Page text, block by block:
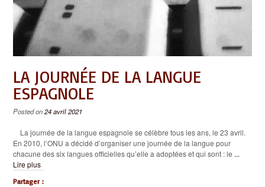
LA JOURNÉE DE LA LANGUE
ESPAGNOLE
Posted on24 avril 2021
La journée de la langue espagnole se célèbre tous les ans, le 23 avril.
En 2010, l’ONU a décidé d’organiser une journée de la langue pour
chacune des six langues officielles qu’elle a adoptées et qui sont : le ...
Lire plus
Partager :